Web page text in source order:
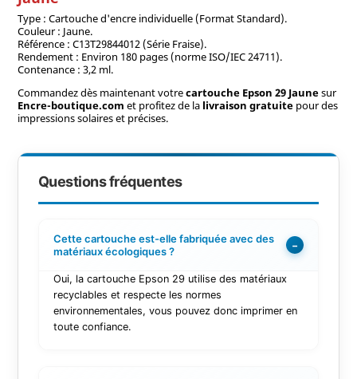
Type : Cartouche d'encre individuelle (Format Standard).
Couleur : Jaune.
Référence : C13T29844012 (Série Fraise).
Rendement : Environ 180 pages (norme ISO/IEC 24711).
Contenance : 3,2 ml.
Commandez dès maintenant votrecartouche Epson 29 Jaunesur
Encre-boutique.com et profitez de la livraison gratuitepour des
impressions solaires et précises.
Questions fréquentes
Cette cartouche est-elle fabriquée avec des
matériaux écologiques ?
−
Oui, la cartouche Epson 29 utilise des matériaux
recyclables et respecte les normes
environnementales, vous pouvez donc imprimer en
toute confiance.